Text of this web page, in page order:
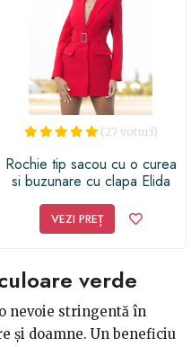
(27 voturi)
Rochie tip sacou cu o curea
si buzunare cu clapa Elida
VEZI PREȚ
verde
nevoie stringentă în
și doamne. Un beneficiu